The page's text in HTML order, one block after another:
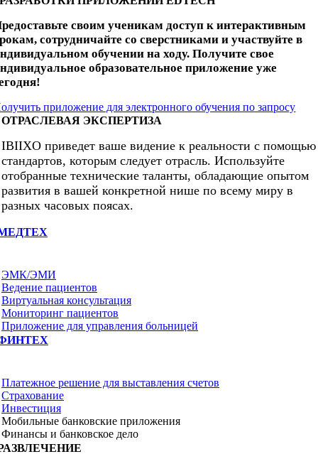
своим ученикам доступ к интерактивным
сотрудничайте со сверстниками и участвуйте в
обучении на ходу. Получите свое
образовательное приложение уже
приложение для электронного обучения по запросу
ОТРАСЛЕВАЯ ЭКСПЕРТИЗА
IBIIXO приведет ваше видение к реальности с помощью
стандартов, которым следует отрасль. Используйте
отобранные технические таланты, обладающие опытом
развития в вашей конкретной нише по всему миру в
разных часовых поясах.
ЭМК/ЭМИ
Ведение пациентов
Виртуальная консультация
Мониторинг пациентов
Приложение для управления больницей
Платежное решение для выставления счетов
Страхование
Инвестиция
Мобильные банковские приложения
Финансы и банковское дело